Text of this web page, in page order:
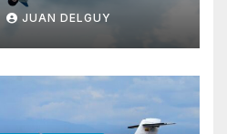
JUAN DELGUY